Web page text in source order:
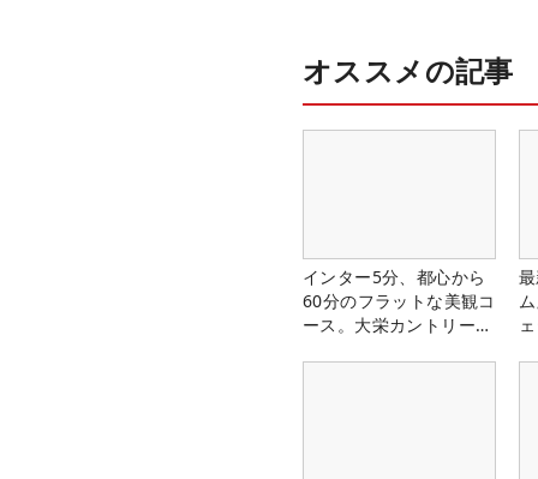
オススメの記事
インター5分、都心から
60分のフラットな美観コ
ース。大栄カントリー俱